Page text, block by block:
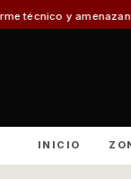
con escalada
INICIO